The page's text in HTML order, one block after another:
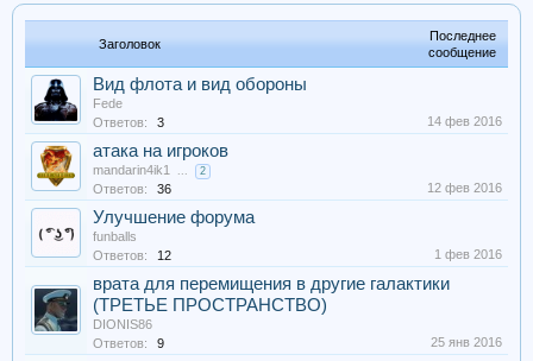
Заголовок
Последнее
сообщение
Вид флота и вид обороны
Fede
Ответов:
3 14 фев 2016
атака на игроков
mandarin4ik1 ... 2
Ответов: 36 12 фев 2016
Улучшение форума
funballs
Ответов:
12 1 фев 2016
врата для перемищения в другие галактики
(ТРЕТЬЕ ПРОСТРАНСТВО)
DIONIS86
Ответов:
9 25 янв 2016